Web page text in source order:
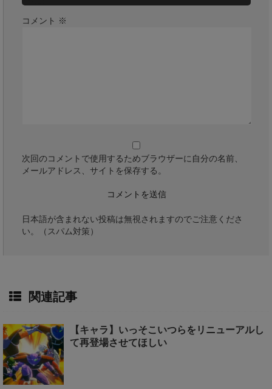
コメント ※
次回のコメントで使用するためブラウザーに自分の名前、
メールアドレス、サイトを保存する。
日本語が含まれない投稿は無視されますのでご注意くださ
い。（スパム対策）
関連記事
【キャラ】いっそこいつらをリニューアルし
て再登場させてほしい